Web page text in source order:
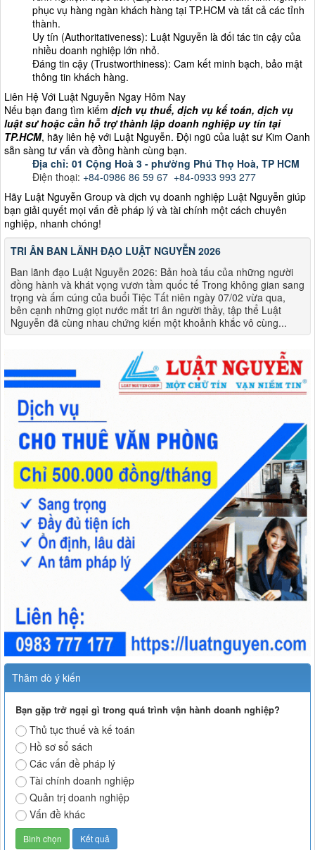
phục vụ hàng ngàn khách hàng tại TP.HCM và tất cả các tỉnh
thành.
Uy tín (Authoritativeness): Luật Nguyễn là đối tác tin cậy của
nhiều doanh nghiệp lớn nhỏ.
Đáng tin cậy (Trustworthiness): Cam kết minh bạch, bảo mật
thông tin khách hàng.
Liên Hệ Với Luật Nguyễn Ngay Hôm Nay
Nếu bạn đang tìm kiếm dịch vụ thuế, dịch vụ kế toán, dịch vụ
luật sư hoặc cần hỗ trợ thành lập doanh nghiệp uy tín tại
TP.HCM, hãy liên hệ với Luật Nguyễn. Đội ngũ của luật sư Kim Oanh
sẵn sàng tư vấn và đồng hành cùng bạn.
Địa chỉ: 01 Cộng Hoà 3 - phường Phú Thọ Hoà, TP HCM
Điện thoại: +84-0986 86 59 67 +84-0933 993 277
Hãy Luật Nguyễn Group và dịch vụ doanh nghiệp Luật Nguyễn giúp
bạn giải quyết mọi vấn đề pháp lý và tài chính một cách chuyên
nghiệp, nhanh chóng!
TRI ÂN BAN LÃNH ĐẠO LUẬT NGUYỄN 2026
Ban lãnh đạo Luật Nguyễn 2026: Bản hoà tấu của những người
đồng hành và khát vọng vươn tầm quốc tế Trong không gian sang
trọng và ấm cúng của buổi Tiệc Tất niên ngày 07/02 vừa qua,
bên cạnh những giọt nước mắt tri ân người thầy, tập thể Luật
Nguyễn đã cùng nhau chứng kiến một khoảnh khắc vô cùng...
Thăm dò ý kiến
Bạn gặp trở ngại gì trong quá trình vận hành doanh nghiệp?
Thủ tục thuế và kế toán
Hồ sơ sổ sách
Các vấn đề pháp lý
Tài chính doanh nghiệp
Quản trị doanh nghiệp
Vấn đề khác